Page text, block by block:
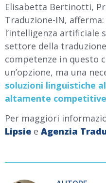
Elisabetta Bertinotti,
Traduzione-IN, afferma:
l’intelligenza artificiale
settore della
competenze in questo
un’opzione, ma una
soluzioni linguistiche
altamente competitive
Per maggiori
Lipsie e Agenzia